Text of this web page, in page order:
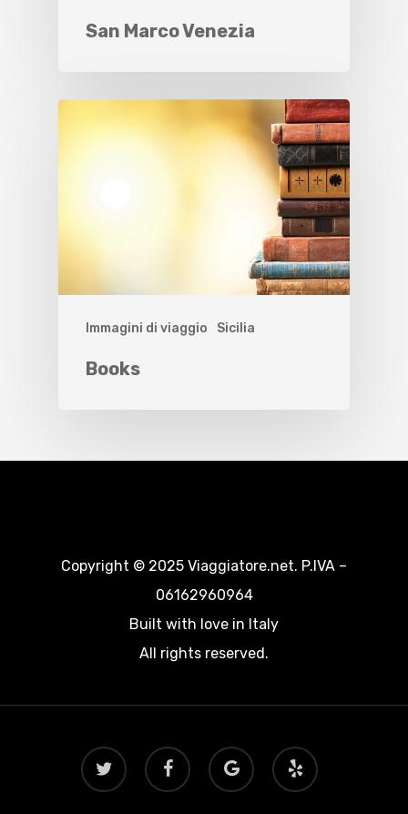
San Marco Venezia
Immagini di viaggio Sicilia
Books
Copyright © 2025 Viaggiatore.net. P.IVA –
06162960964
Built with love in Italy
All rights reserved.
twitter facebook
google-
plus
yelp